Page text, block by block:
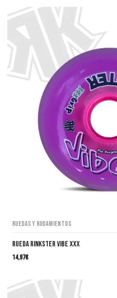
Ruedas y Rodamientos
RUEDA RINKSTER VIBE XXX
14,97€